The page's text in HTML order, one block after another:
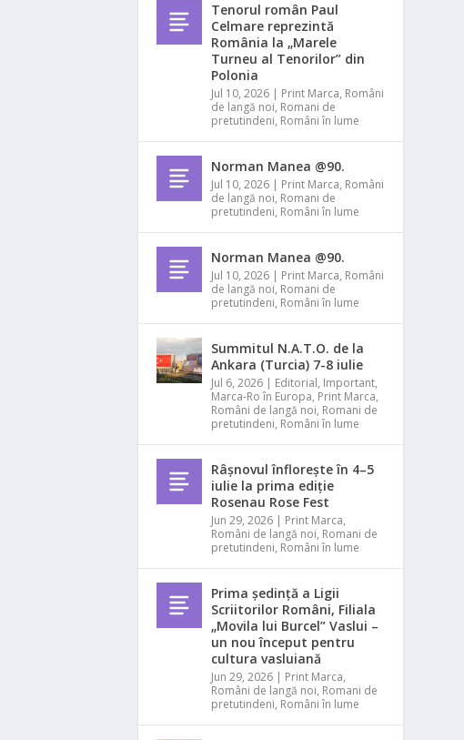
Tenorul român Paul
Celmare reprezintă
România la „Marele
Turneu al Tenorilor” din
Polonia
Jul 10, 2026 | Print Marca, Români
de langă noi, Romani de
pretutindeni, Români în lume
Norman Manea @90.
Jul 10, 2026 | Print Marca, Români
de langă noi, Romani de
pretutindeni, Români în lume
Norman Manea @90.
Jul 10, 2026 | Print Marca, Români
de langă noi, Romani de
pretutindeni, Români în lume
Summitul N.A.T.O. de la
Ankara (Turcia) 7-8 iulie
Jul 6, 2026 | Editorial, Important,
Marca-Ro în Europa, Print Marca,
Români de langă noi, Romani de
pretutindeni, Români în lume
Râșnovul înflorește în 4–5
iulie la prima ediție
Rosenau Rose Fest
Jun 29, 2026 | Print Marca,
Români de langă noi, Romani de
pretutindeni, Români în lume
Prima ședință a Ligii
Scriitorilor Români, Filiala
„Movila lui Burcel” Vaslui –
un nou început pentru
cultura vasluiană
Jun 29, 2026 | Print Marca,
Români de langă noi, Romani de
pretutindeni, Români în lume